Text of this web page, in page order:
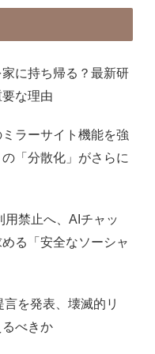
に持ち帰る？最新研
な理由
ラーサイト機能を強
「分散化」がさらに
禁止へ、AIチャッ
る「安全なソーシャ
を発表、壊滅的リ
べきか